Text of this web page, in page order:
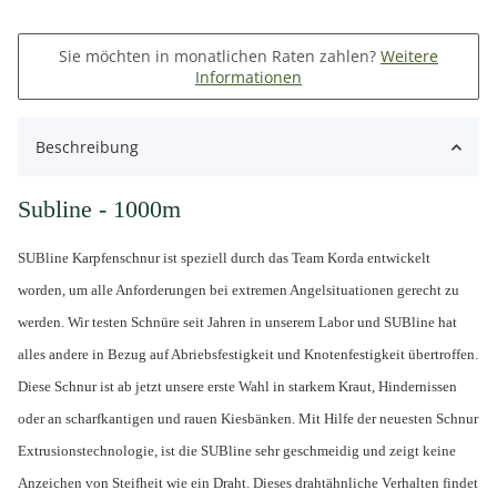
Sie möchten in monatlichen Raten zahlen? Weitere
Informationen
Beschreibung
Subline - 1000m
SUBline Karpfenschnur ist speziell durch das Team Korda entwickelt
worden, um alle Anforderungen bei extremen Angelsituationen gerecht zu
werden. Wir testen Schnüre seit Jahren in unserem Labor und SUBline hat
alles andere in Bezug auf Abriebsfestigkeit und Knotenfestigkeit übertroffen.
Diese Schnur ist ab jetzt unsere erste Wahl in starkem Kraut, Hindernissen
oder an scharfkantigen und rauen Kiesbänken. Mit Hilfe der neuesten Schnur
Extrusionstechnologie, ist die SUBline sehr geschmeidig und zeigt keine
Anzeichen von Steifheit wie ein Draht. Dieses drahtähnliche Verhalten findet